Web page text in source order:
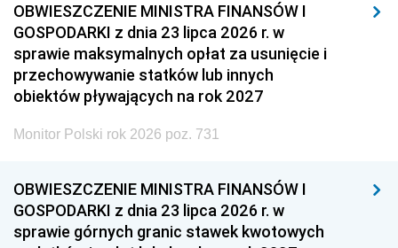
OBWIESZCZENIE MINISTRA FINANSÓW I
GOSPODARKI z dnia 23 lipca 2026 r. w
sprawie maksymalnych opłat za usunięcie i
przechowywanie statków lub innych
obiektów pływających na rok 2027
Monitor Polski rok 2026 poz. 731
OBWIESZCZENIE MINISTRA FINANSÓW I
GOSPODARKI z dnia 23 lipca 2026 r. w
sprawie górnych granic stawek kwotowych